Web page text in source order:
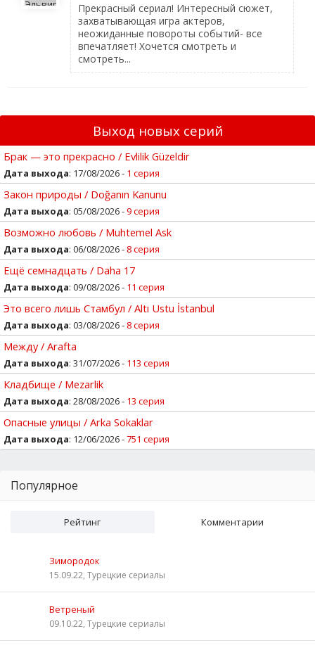
Прекрасный сериал! Интересный сюжет,
захватывающая игра актеров,
неожиданные повороты событий- все
впечатляет! Хочется смотреть и
смотреть...
Выход новых серий
Брак — это прекрасно / Evlilik Güzeldir
Дата выхода: 17/08/2026 - 1 серия
Закон природы / Doğanın Kanunu
Дата выхода: 05/08/2026 -9 серия
Возможно любовь / Muhtemel Ask
Дата выхода: 06/08/2026 - 8 серия
Ещё семнадцать / Daha 17
Дата выхода: 09/08/2026 - 11 серия
Это всего лишь Стамбул / Altı Ustu İstanbul
Дата выхода: 03/08/2026 - 8 серия
Между / Arafta
Дата выхода: 31/07/2026 - 113 серия
Кладбище / Mezarlik
Дата выхода: 28/08/2026 - 13 серия
Опасные улицы / Arka Sokaklar
Дата выхода: 12/06/2026 -751 серия
Популярное
Рейтинг Комментарии
Зимородок
15.09.22, Турецкие сериалы
Ветреный
09.10.22, Турецкие сериалы